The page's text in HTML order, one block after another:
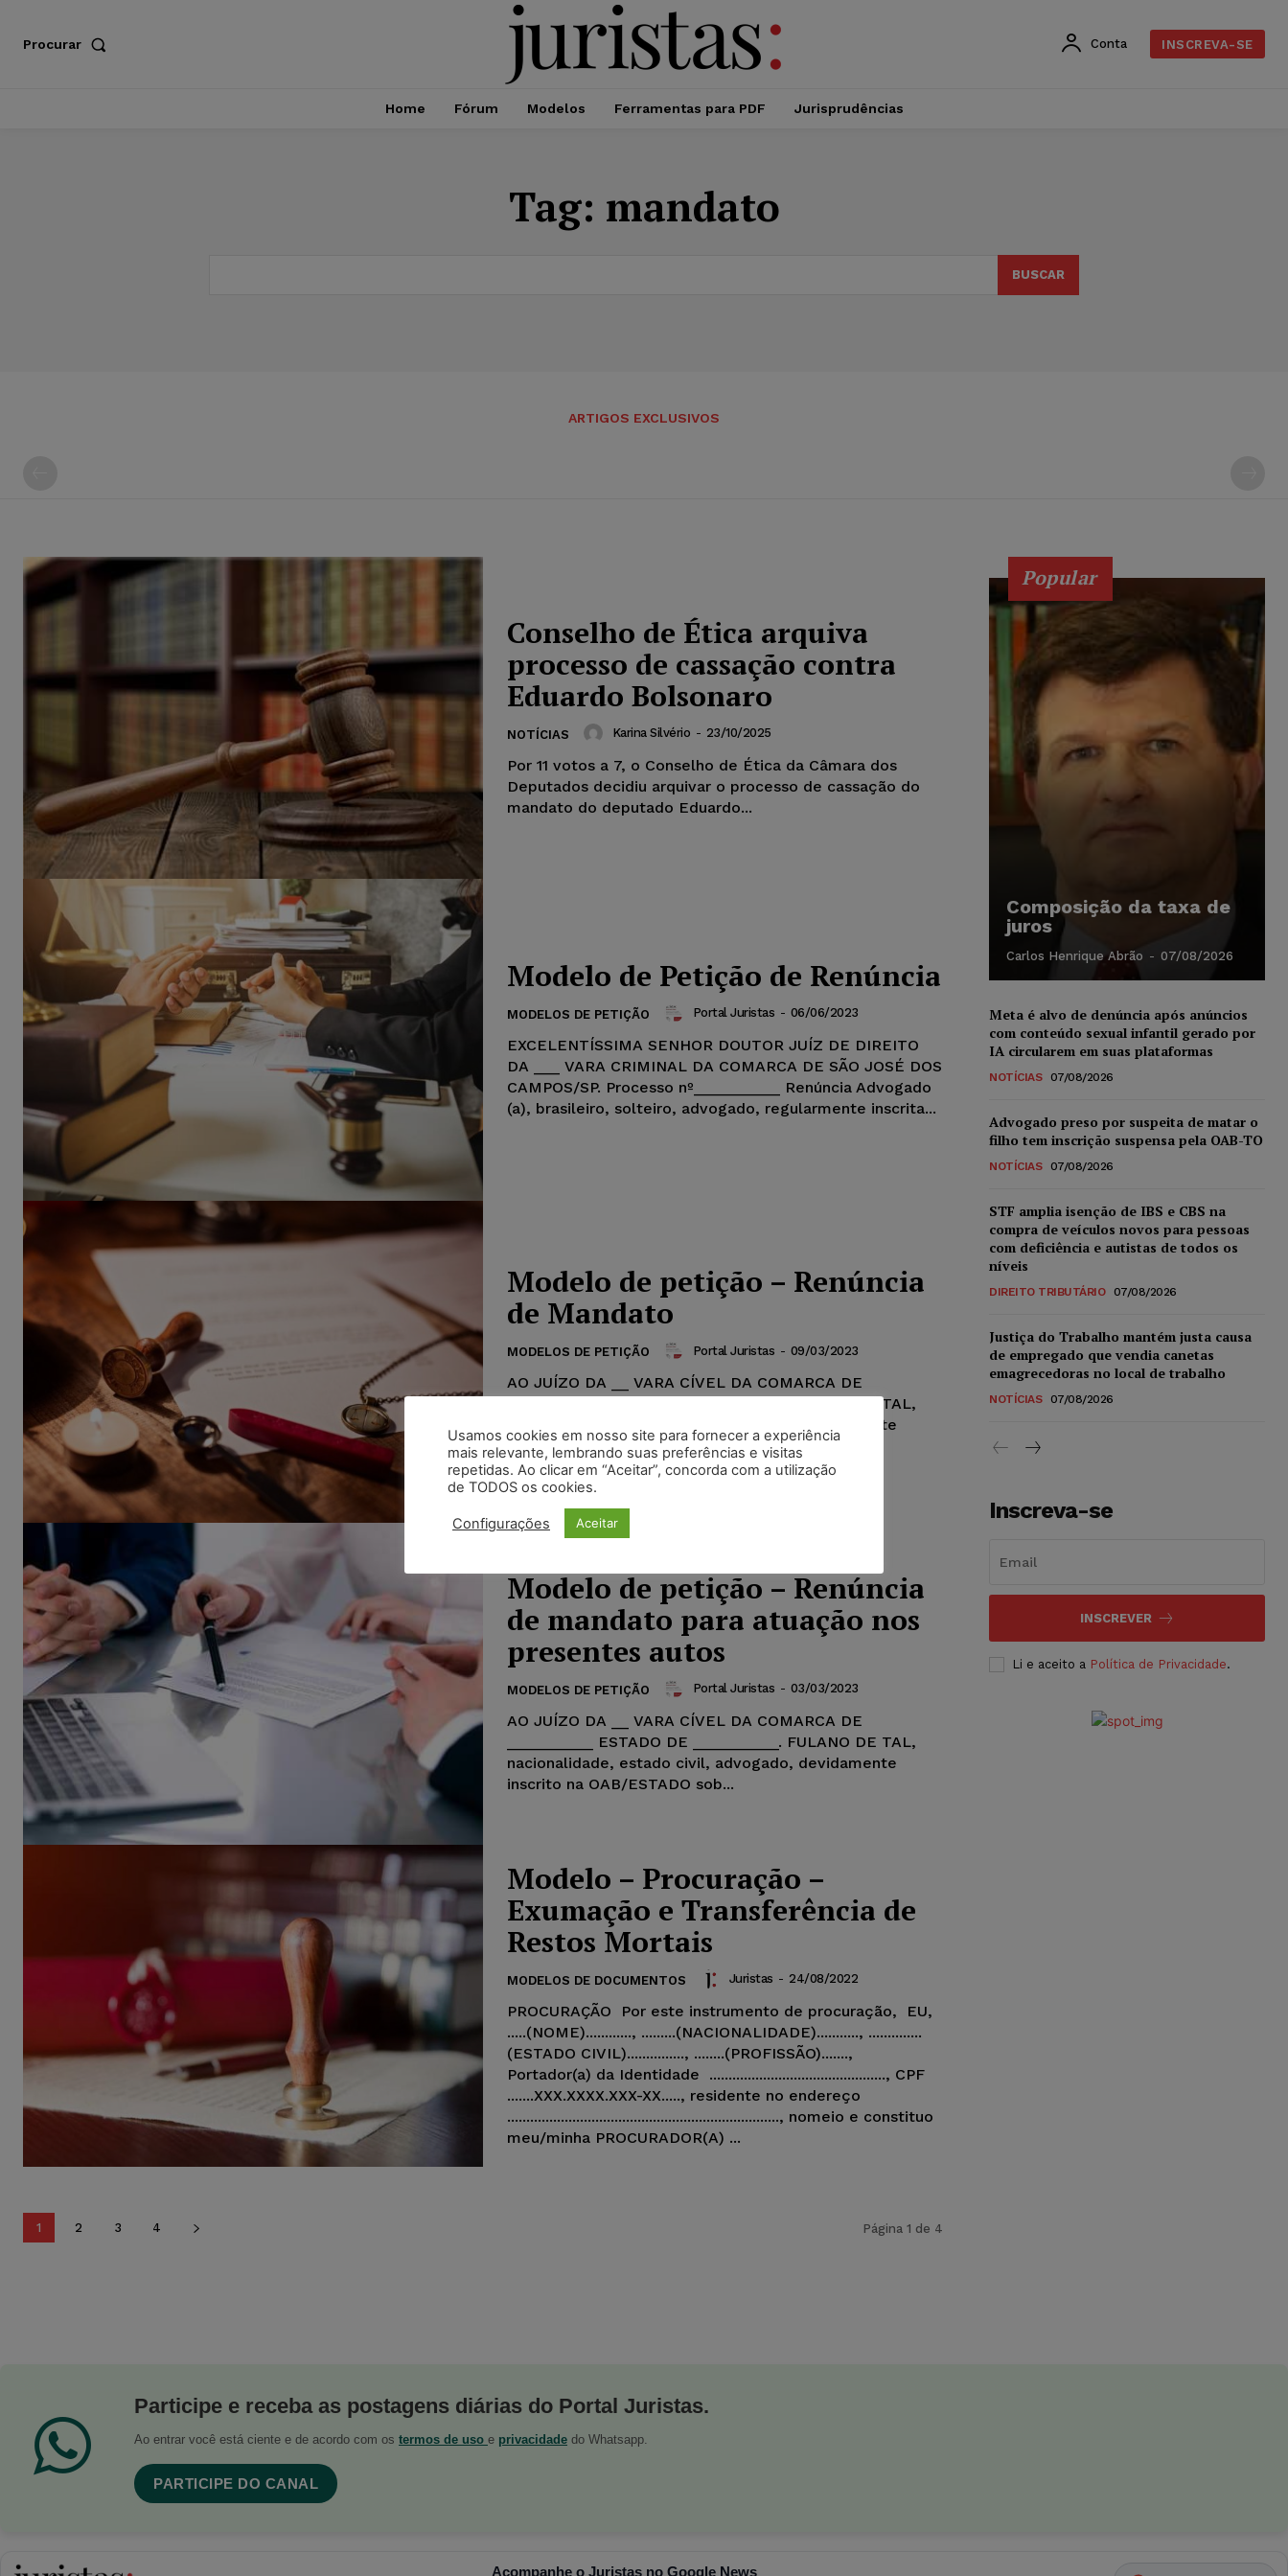
Procurar Conta INSCREVA-SE
Home Fórum Modelos Ferramentas para PDF Jurisprudências
Tag: mandato
BUSCAR
ARTIGOS EXCLUSIVOS
Conselho de Ética arquiva
processo de cassação contra
Eduardo Bolsonaro
NOTÍCIAS Karina Silvério - 23/10/2025
Por 11 votos a 7, o Conselho de Ética da Câmara dos
Deputados decidiu arquivar o processo de cassação do
mandato do deputado Eduardo...
Modelo de Petição de Renúncia
MODELOS DE PETIÇÃO Portal Juristas - 06/06/2023
EXCELENTÍSSIMA SENHOR DOUTOR JUÍZ DE DIREITO
DA ___ VARA CRIMINAL DA COMARCA DE SÃO JOSÉ DOS
CAMPOS/SP. Processo nº__________ Renúncia Advogado
(a), brasileiro, solteiro, advogado, regularmente inscrita...
Modelo de petição – Renúncia
de Mandato
MODELOS DE PETIÇÃO Portal Juristas - 09/03/2023
AO JUÍZO DA __ VARA CÍVEL DA COMARCA DE
__________ ESTADO DE __________. FULANO DE TAL,
nacionalidade, estado civil, advogado, devidamente
inscrito na OAB/ESTADO sob...
Modelo de petição – Renúncia
de mandato para atuação nos
presentes autos
MODELOS DE PETIÇÃO Portal Juristas - 03/03/2023
AO JUÍZO DA __ VARA CÍVEL DA COMARCA DE
__________ ESTADO DE __________. FULANO DE TAL,
nacionalidade, estado civil, advogado, devidamente
inscrito na OAB/ESTADO sob...
Modelo – Procuração –
Exumação e Transferência de
Restos Mortais
MODELOS DE DOCUMENTOS Juristas - 24/08/2022
PROCURAÇÃO Por este instrumento de procuração, EU,
.....(NOME)............, .........(NACIONALIDADE)..........., ..............
(ESTADO CIVIL)..............., ........(PROFISSÃO).......,
Portador(a) da Identidade .............................................., CPF
.......XXX.XXXX.XXX-XX....., residente no endereço
......................................................................., nomeio e constituo
meu/minha PROCURADOR(A) ...
1 2 3 4 Página 1 de 4
Popular
Composição da taxa de
juros
Carlos Henrique Abrão - 07/08/2026
Meta é alvo de denúncia após anúncios
com conteúdo sexual infantil gerado por
IA circularem em suas plataformas
NOTÍCIAS 07/08/2026
Advogado preso por suspeita de matar o
filho tem inscrição suspensa pela OAB-TO
NOTÍCIAS 07/08/2026
STF amplia isenção de IBS e CBS na
compra de veículos novos para pessoas
com deficiência e autistas de todos os
níveis
DIREITO TRIBUTÁRIO 07/08/2026
Justiça do Trabalho mantém justa causa
de empregado que vendia canetas
emagrecedoras no local de trabalho
NOTÍCIAS 07/08/2026
Inscreva-se
INSCREVER
Li e aceito a Política de Privacidade.
Participe e receba as postagens diárias do Portal Juristas.
Ao entrar você está ciente e de acordo com os termos de uso e privacidade do Whatsapp.
PARTICIPE DO CANAL
Acompanhe o Juristas no Google News
Usamos cookies em nosso site para fornecer a experiência
mais relevante, lembrando suas preferências e visitas
repetidas. Ao clicar em “Aceitar”, concorda com a utilização
de TODOS os cookies.
Configurações Aceitar